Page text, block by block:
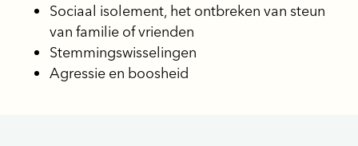
Sociaal isolement, het ontbreken van steun
van familie of vrienden
Stemmingswisselingen
Agressie en boosheid